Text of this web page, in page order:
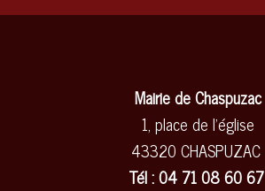
Mairie de Chaspuzac
1, place de l'église
43320 CHASPUZAC
Tél : 04 71 08 60 67